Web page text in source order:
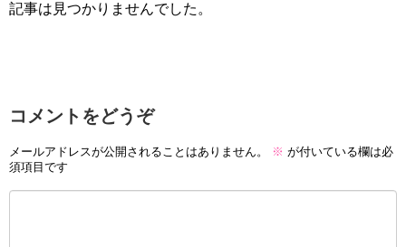
記事は見つかりませんでした。
コメントをどうぞ
メールアドレスが公開されることはありません。 ※ が付いている欄は必
須項目です